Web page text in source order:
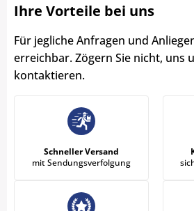
Ihre Vorteile bei uns
Für jegliche Anfragen und
erreichbar. Zögern Sie nicht, uns
kontaktieren.
Schneller Versand
mit Sendungsverfolgung